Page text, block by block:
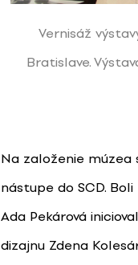
Vernisáž
Bratislave.
Na založenie
nástupe do SCD.
Ada Pekárová
dizajnu Zdena